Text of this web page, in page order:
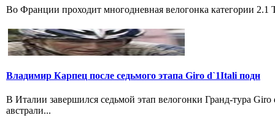
Во Франции проходит многодневная велогонка категории
Владимир Карпец после седьмого этапа Giro d`1Itali подн
В Италии завершился седьмой этап велогонки Гранд-тура
австрали...